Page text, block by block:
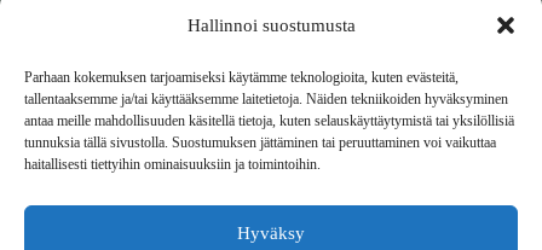
Hallinnoi suostumusta
Parhaan kokemuksen tarjoamiseksi käytämme teknologioita, kuten evästeitä,
tallentaaksemme ja/tai käyttääksemme laitetietoja. Näiden tekniikoiden hyväksyminen
antaa meille mahdollisuuden käsitellä tietoja, kuten selauskäyttäytymistä tai yksilöllisiä
tunnuksia tällä sivustolla. Suostumuksen jättäminen tai peruuttaminen voi vaikuttaa
haitallisesti tiettyihin ominaisuuksiin ja toimintoihin.
Hyväksy
Aurakatu 6 – 3krs.
20100 Turku
Puh: 02 – 469 2800